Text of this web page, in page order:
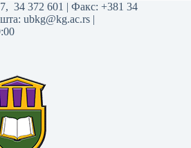
, 34 372 601 | Факс: +381 34
ubkg@kg.ac.rs |